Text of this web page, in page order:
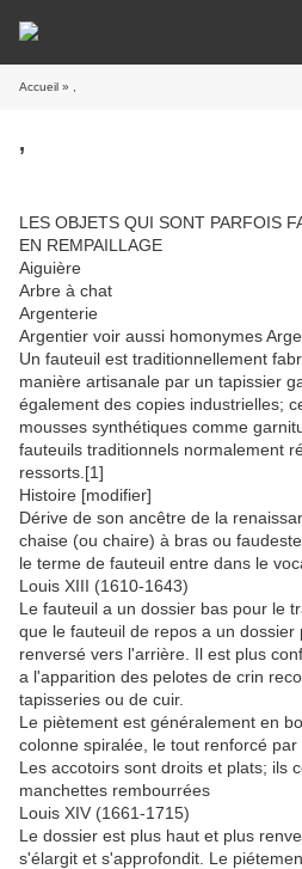
Accueil » ,
,
LES OBJETS QUI SONT PARFOIS
EN REMPAILLAGE
Aiguière
Arbre à chat
Argenterie
Argentier voir aussi homonymes
Un fauteuil est traditionnellement
manière artisanale par un tapissier
également des copies industrielles;
mousses synthétiques comme
fauteuils traditionnels normalement
ressorts.[1]
Histoire [modifier]
Dérive de son ancêtre de la
chaise (ou chaire) à bras ou
le terme de fauteuil entre dans le
Louis XIII (1610-1643)
Le fauteuil a un dossier bas pour le
que le fauteuil de repos a un
renversé vers l'arrière. Il est plus
a l'apparition des pelotes de crin
tapisseries ou de cuir.
Le piètement est généralement en
colonne spiralée, le tout renforcé par
Les accotoirs sont droits et plats; ils
manchettes rembourrées
Louis XIV (1661-1715)
Le dossier est plus haut et plus
s'élargit et s'approfondit. Le